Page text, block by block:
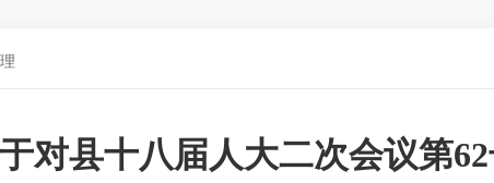
对县十八届人大二次会议第